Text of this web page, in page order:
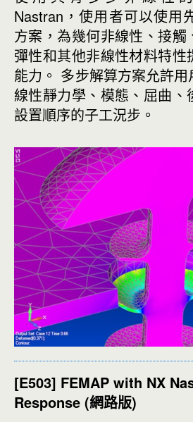
Nastran，使用者可以使用
方案，為幾何非線性、接
彈性和其他非線性材料特性
能力。 多步解算方案允許
線性靜力學、模態、屈曲、
設置順序的子工況步。
[E503] FEMAP with NX
Response (網路版)